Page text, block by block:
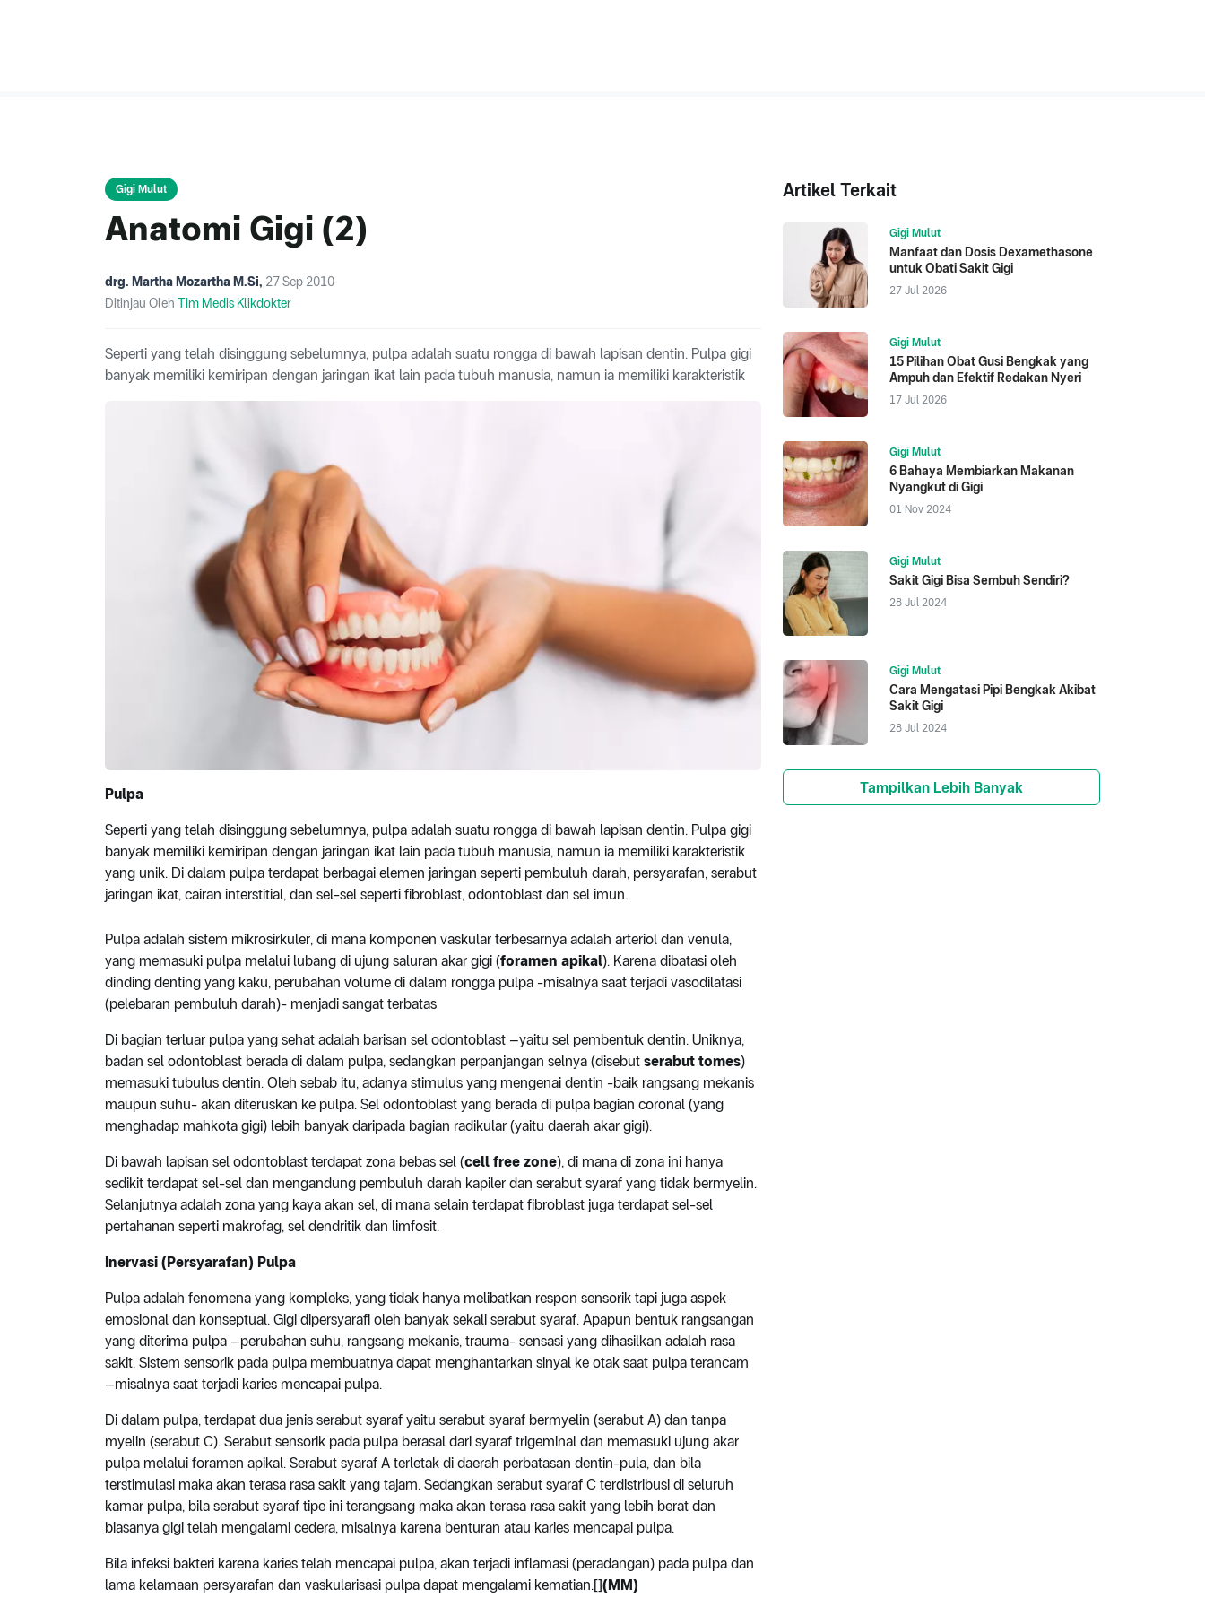
Gigi Mulut
Anatomi Gigi (2)
drg. Martha Mozartha M.Si, 27 Sep 2010
Ditinjau Oleh Tim Medis Klikdokter
Seperti yang telah disinggung sebelumnya, pulpa adalah suatu rongga di bawah lapisan dentin. Pulpa gigi
banyak memiliki kemiripan dengan jaringan ikat lain pada tubuh manusia, namun ia memiliki karakteristik
Pulpa
Seperti yang telah disinggung sebelumnya, pulpa adalah suatu rongga di bawah lapisan dentin. Pulpa gigi
banyak memiliki kemiripan dengan jaringan ikat lain pada tubuh manusia, namun ia memiliki karakteristik
yang unik. Di dalam pulpa terdapat berbagai elemen jaringan seperti pembuluh darah, persyarafan, serabut
jaringan ikat, cairan interstitial, dan sel-sel seperti fibroblast, odontoblast dan sel imun.
Pulpa adalah sistem mikrosirkuler, di mana komponen vaskular terbesarnya adalah arteriol dan venula,
yang memasuki pulpa melalui lubang di ujung saluran akar gigi (foramen apikal). Karena dibatasi oleh
dinding denting yang kaku, perubahan volume di dalam rongga pulpa -misalnya saat terjadi vasodilatasi
(pelebaran pembuluh darah)- menjadi sangat terbatas
Di bagian terluar pulpa yang sehat adalah barisan sel odontoblast –yaitu sel pembentuk dentin. Uniknya,
badan sel odontoblast berada di dalam pulpa, sedangkan perpanjangan selnya (disebut serabut tomes)
memasuki tubulus dentin. Oleh sebab itu, adanya stimulus yang mengenai dentin -baik rangsang mekanis
maupun suhu- akan diteruskan ke pulpa. Sel odontoblast yang berada di pulpa bagian coronal (yang
menghadap mahkota gigi) lebih banyak daripada bagian radikular (yaitu daerah akar gigi).
Di bawah lapisan sel odontoblast terdapat zona bebas sel (cell free zone), di mana di zona ini hanya
sedikit terdapat sel-sel dan mengandung pembuluh darah kapiler dan serabut syaraf yang tidak bermyelin.
Selanjutnya adalah zona yang kaya akan sel, di mana selain terdapat fibroblast juga terdapat sel-sel
pertahanan seperti makrofag, sel dendritik dan limfosit.
Inervasi (Persyarafan) Pulpa
Pulpa adalah fenomena yang kompleks, yang tidak hanya melibatkan respon sensorik tapi juga aspek
emosional dan konseptual. Gigi dipersyarafi oleh banyak sekali serabut syaraf. Apapun bentuk rangsangan
yang diterima pulpa –perubahan suhu, rangsang mekanis, trauma- sensasi yang dihasilkan adalah rasa
sakit. Sistem sensorik pada pulpa membuatnya dapat menghantarkan sinyal ke otak saat pulpa terancam
–misalnya saat terjadi karies mencapai pulpa.
Di dalam pulpa, terdapat dua jenis serabut syaraf yaitu serabut syaraf bermyelin (serabut A) dan tanpa
myelin (serabut C). Serabut sensorik pada pulpa berasal dari syaraf trigeminal dan memasuki ujung akar
pulpa melalui foramen apikal. Serabut syaraf A terletak di daerah perbatasan dentin-pula, dan bila
terstimulasi maka akan terasa rasa sakit yang tajam. Sedangkan serabut syaraf C terdistribusi di seluruh
kamar pulpa, bila serabut syaraf tipe ini terangsang maka akan terasa rasa sakit yang lebih berat dan
biasanya gigi telah mengalami cedera, misalnya karena benturan atau karies mencapai pulpa.
Bila infeksi bakteri karena karies telah mencapai pulpa, akan terjadi inflamasi (peradangan) pada pulpa dan
lama kelamaan persyarafan dan vaskularisasi pulpa dapat mengalami kematian.[](MM)
Artikel Terkait
Gigi Mulut
Manfaat dan Dosis Dexamethasone
untuk Obati Sakit Gigi
27 Jul 2026
Gigi Mulut
15 Pilihan Obat Gusi Bengkak yang
Ampuh dan Efektif Redakan Nyeri
17 Jul 2026
Gigi Mulut
6 Bahaya Membiarkan Makanan
Nyangkut di Gigi
01 Nov 2024
Gigi Mulut
Sakit Gigi Bisa Sembuh Sendiri?
28 Jul 2024
Gigi Mulut
Cara Mengatasi Pipi Bengkak Akibat
Sakit Gigi
28 Jul 2024
Tampilkan Lebih Banyak